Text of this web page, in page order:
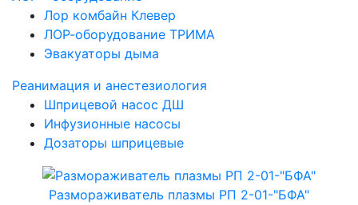
Лор комбайн Клевер
ЛОР-оборудование ТРИМА
Эвакуаторы дыма
Реанимация и анестезиология
Шприцевой насос ДШ
Инфузионные насосы
Дозаторы шприцевые
Размораживатель плазмы РП 2-01-"БФА"